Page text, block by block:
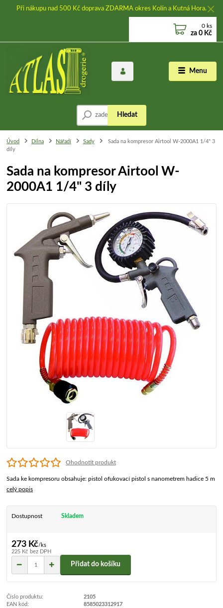
Při nákupu nad 500 Kč doprava ZDARMA okres Kolín a Kutná Hora.
Menu
Hledat
0 ks
za 0 Kč
Úvod Dílna Nářadí Sady
Sada na kompresor Airtool W-2000A1 1/4" 3
díly
Sada na kompresor Airtool W-
2000A1 1/4" 3 díly
Ohodnotit produkt
Sada ke kompresoru obsahuje: pistol ofukovací pistol s nanometrem hadice 5 m
celý popis
Dostupnost Skladem
273 Kč/ks
225 Kč bez DPH
Přidat do košíku
Číslo produktu:
2105
EAN kód:
8585023312917